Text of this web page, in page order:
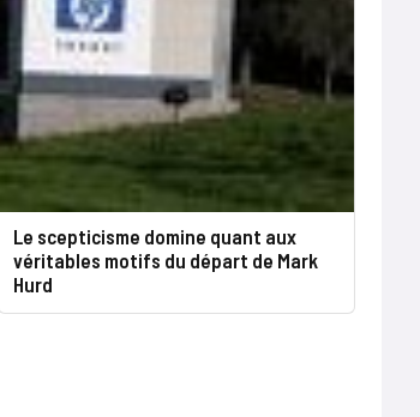
Le scepticisme domine quant aux
véritables motifs du départ de Mark
Hurd